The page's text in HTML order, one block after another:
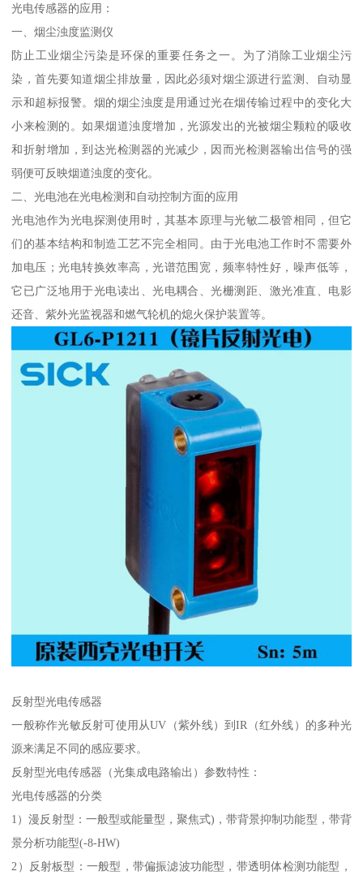
光电传感器的应用：
一、烟尘浊度监测仪
防止工业烟尘污染是环保的重要任务之一。为了消除工业烟尘污
染，首先要知道烟尘排放量，因此必须对烟尘源进行监测、自动显
示和超标报警。烟的烟尘浊度是用通过光在烟传输过程中的变化大
小来检测的。如果烟道浊度增加，光源发出的光被烟尘颗粒的吸收
和折射增加，到达光检测器的光减少，因而光检测器输出信号的强
弱便可反映烟道浊度的变化。
二、光电池在光电检测和自动控制方面的应用
光电池作为光电探测使用时，其基本原理与光敏二极管相同，但它
们的基本结构和制造工艺不完全相同。由于光电池工作时不需要外
加电压；光电转换效率高，光谱范围宽，频率特性好，噪声低等，
它已广泛地用于光电读出、光电耦合、光栅测距、激光准直、电影
还音、紫外光监视器和燃气轮机的熄火保护装置等。
反射型光电传感器
一般称作光敏反射可使用从UV（紫外线）到IR（红外线）的多种光
源来满足不同的感应要求。
反射型光电传感器（光集成电路输出）参数特性：
光电传感器的分类
1）漫反射型：一般型或能量型，聚焦式)，带背景抑制功能型，带背
景分析功能型(-8-HW)
2）反射板型：一般型，带偏振滤波功能型，带透明体检测功能型，